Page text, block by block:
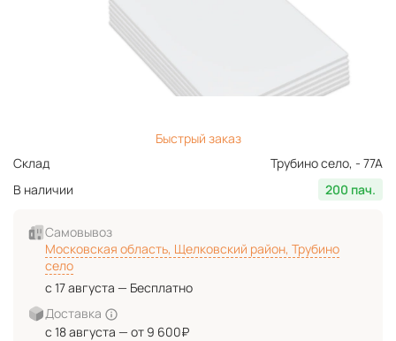
Быстрый заказ
Склад
Трубино село, - 77А
В наличии
200 пач.
Самовывоз
Московская область, Щелковский район, Трубино
село
с 17 августа — Бесплатно
Доставка
с 18 августа — от 9 600₽